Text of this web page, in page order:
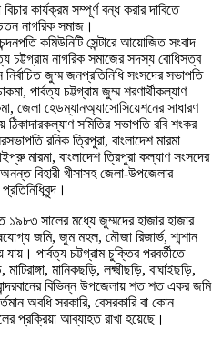
কার্যক্রম সম্পূর্ণ বন্ধ করার দাবিতে
নাগরিক সমাজ।
কমিউনিটি সেন্টারে আয়োজিত সংবাদ
চট্টগ্রাম নাগরিক সমাজেরসদস্য বোধিসত্ব
জুম্মজনপ্রতিনিধি সংসদের সভাপতি
, পার্বত্য চট্টগ্রাম জুম্ম শরণার্থীকল্যাণ
, জেলা হেডম্যানঅ্যাসোসিয়েশনের সাধারণ
ঠিকাদারকল্যাণ সমিতির সভাপতি রবি শংকর
সভাপতি রনিক ত্রিপুরা, বাংলাদেশ মারমা
প্রু মারমা, বাংলাদেশ ত্রিপুরা কল্যাণ সংসদের
অনন্ত বিহারী খীসাসহ জেলা-উপজেলার
সালের মধ্যে জুম্মদের হাজার হাজার
জমি, জুম মহল, মৌজা রিজার্ভ, শ্মশান
যায়। পার্বত্য চট্টগ্রাম চুক্তির পরবর্তীতে
মানিকছড়ি, লক্ষ্মীছড়ি, বাঘাইছড়ি,
বিভিন্ন উপজেলায় শত শত একর জমি
অবধি সরকারি, বেসরকারি বা কোন
প্রক্রিয়া আব্যাহত রাখা হয়েছে।